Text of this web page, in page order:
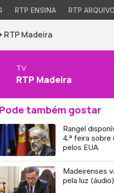
RTP ENSINA RTP
RTP Madeira
TV
RTP Madeira
Pode também gostar
Rangel
4.ª feira sobre
pelos EUA
Madeirenses
pela luz (áudio)